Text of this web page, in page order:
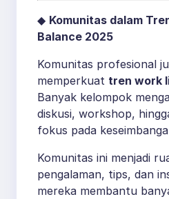
◆ Komunitas dalam
Balance 2025
Komunitas profesional
memperkuat tren work
Banyak kelompok
diskusi, workshop,
fokus pada
Komunitas ini menjadi
pengalaman, tips, dan
mereka membantu